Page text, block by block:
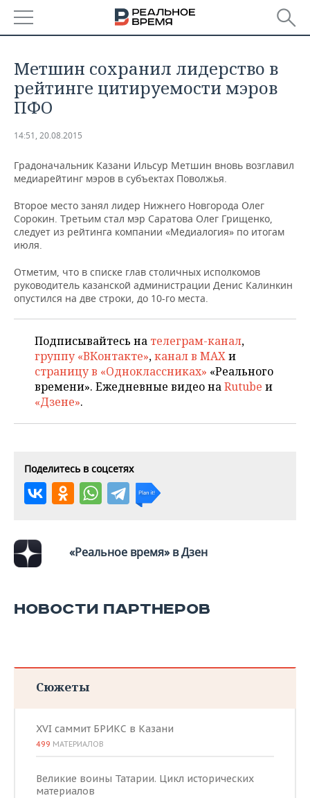
БАШКОРТОСТАН
ТАТАРСТАН
НОВОСТИ
АНАЛИТИКА
ДЕКЛАРАЦИИ О ДОХОДАХ
КОРОЛИ ГОСЗАКАЗА ПФО
ВУЗЫ ТАТАРСТАНА
КОМУ ПРИНАДЛЕЖАТ
ТОРГОВЫЕ ЦЕНТРЫ
ТАТАРСТАНА
НОВОСТИ ЭКОНОМИКИ
ФИНАНСЫ
БАНКИ
БЮДЖЕТ
ИНВЕСТИЦИИ
ПРОМЫШЛЕННОСТЬ
НОВОСТИ
ПРОМЫШЛЕННОСТИ
АГРОПРОМ
МАШИНОСТРОЕНИЕ
НЕФТЬ
ОПК
ЭНЕРГЕТИКА
НЕДВИЖИМОСТЬ
НОВОСТИ НЕДВИЖИМОСТИ
АВТО
НОВОСТИ АВТО
БИЗНЕС
НОВОСТИ БИЗНЕСА
РОЗНИЧНАЯ ТОРГОВЛЯ
ТРАНСПОРТ
УСЛУГИ
ТЕХНОЛОГИИ
НОВОСТИ ТЕХНОЛОГИЙ
МЕДИА
МЕРОПРИЯТИЯ
НОВОСТИ МЕРОПРИЯТИЙ
ВЫЕЗДНАЯ РЕДАКЦИЯ
ONLINE-КОНФЕРЕНЦИИ
ОТКРЫТАЯ ЛЕКЦИЯ
СПОРТ
НОВОСТИ СПОРТА
ХОККЕЙ
БАСКЕТБОЛ
КИБЕРСПОРТ
ОБЩЕСТВО
ВЛАСТЬ
ИНФРАСТРУКТУРА
КУЛЬТУРА
СЮЖЕТЫ
СПРАВОЧНИК
СПИСОК КОМПАНИЙ
​Метшин сохранил лидерство в
рейтинге цитируемости мэров
ПФО
14:51, 20.08.2015
Градоначальник Казани Ильcур Метшин вновь возглавил
медиарейтинг мэров в субъектах Поволжья.
Второе место занял лидер Нижнего Новгорода Олег
Сорокин. Третьим стал мэр Саратова Олег Грищенко,
следует из рейтинга компании «Медиалогия» по итогам
июля.
Отметим, что в списке глав столичных исполкомов
руководитель казанской администрации Денис Калинкин
опустился на две строки, до 10-го места.
Подписывайтесь на телеграм-канал,
группу «ВКонтакте»,канал в MAXи
страницу в «Одноклассниках» «Реального
времени». Ежедневные видео наRutube и
«Дзене».
Поделитесь в соцсетях
«Реальное время» в Дзен
НОВОСТИ ПАРТНЕРОВ
Сюжеты
XVI саммит БРИКС в Казани
499 МАТЕРИАЛОВ
Великие воины Татарии. Цикл исторических
материалов